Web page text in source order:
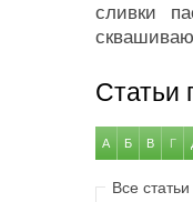
сливки
Статьи
А Б В Г
Все